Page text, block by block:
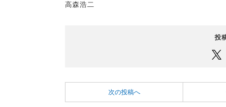
高森浩二
投
次の投稿へ